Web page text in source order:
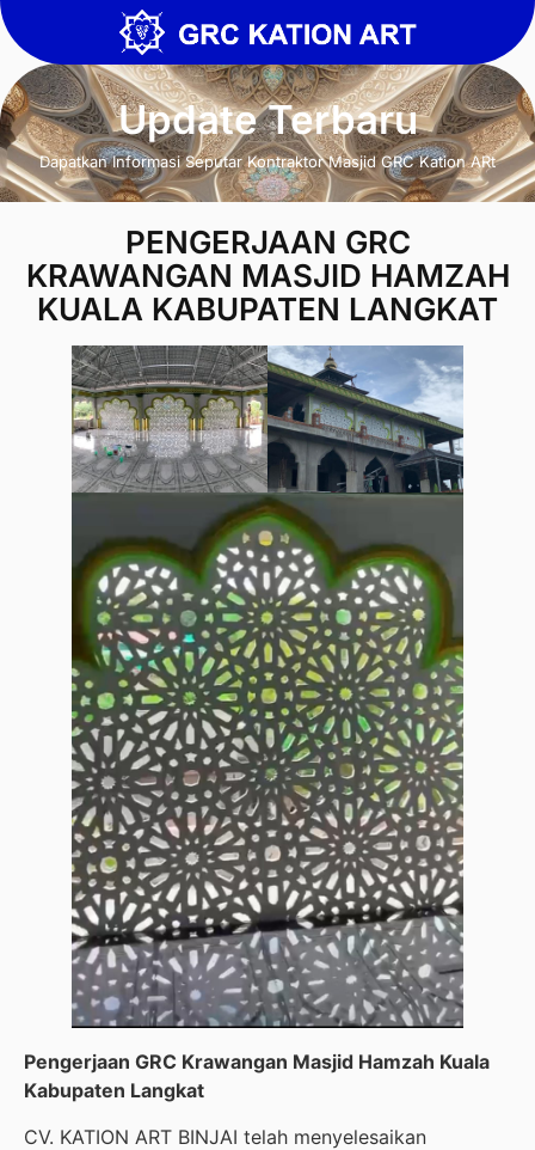
Update Terbaru
Dapatkan Informasi Seputar Kontraktor Masjid GRC Kation ARt
PENGERJAAN GRC
KRAWANGAN MASJID HAMZAH
KUALA KABUPATEN LANGKAT
Pengerjaan GRC Krawangan Masjid Hamzah Kuala
Kabupaten Langkat
CV. KATION ART BINJAI telah menyelesaikan